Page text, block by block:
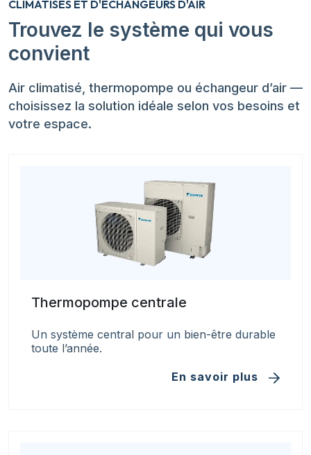
CLIMATISÉS ET D'ÉCHANGEURS D'AIR
Trouvez le système qui vous
convient
Air climatisé, thermopompe ou échangeur d’air —
choisissez la solution idéale selon vos besoins et
votre espace.
Thermopompe centrale
Un système central pour un bien-être durable
toute l’année.
En savoir plus